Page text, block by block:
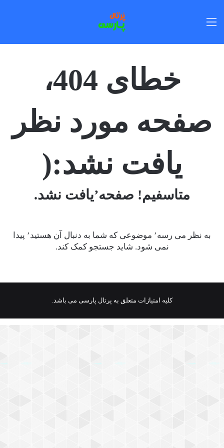
خطای 404،
صفحه مورد نظر
یافت نشد:(
متاسفیم! صفحه’یافت نشد.
به نظر می رسه’ موضوعی که شما به دنبال آن هستید’ پیدا
نمی شود. شاید جستجو کمک کند.
کلیه امتیازات متعلق به پرتال پارسی می باشد.